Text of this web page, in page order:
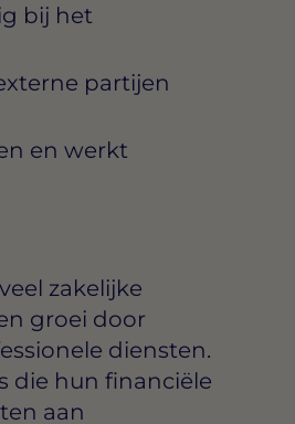
bij het
partijen
en werkt
zakelijke
groei door
diensten.
die hun financiële
aan